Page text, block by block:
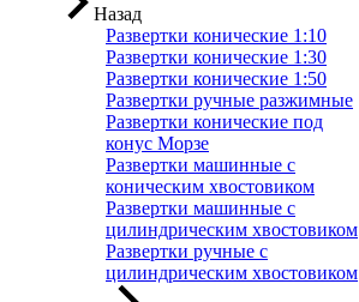
Назад
Развертки конические 1:10
Развертки конические 1:30
Развертки конические 1:50
Развертки ручные разжимные
Развертки конические под
конус Морзе
Развертки машинные с
коническим хвостовиком
Развертки машинные с
цилиндрическим хвостовиком
Развертки ручные с
цилиндрическим хвостовиком